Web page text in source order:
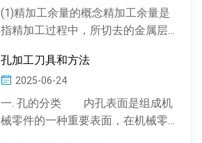
(1)精加工余量的概念精加工余量是
指精加工过程中，所切去的金属层
工余量由精加工一次...
孔加工刀具和方法
2025-06-24
一. 孔的分类 内孔表面是组成机
械零件的一种重要表面，在机械零